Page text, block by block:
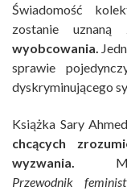
Świadomość
zostanie uznaną
wyobcowania.
sprawie
dyskryminującego
Książka Sary
chcących
wyzwania.
Przewodnik